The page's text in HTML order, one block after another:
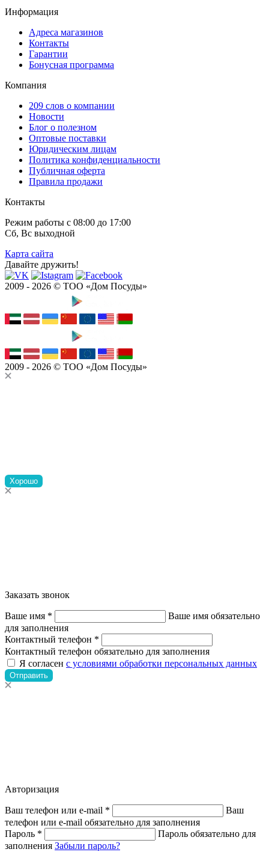
Информация
Адреса магазинов
Контакты
Гарантии
Бонусная программа
Компания
209 слов о компании
Новости
Блог о полезном
Оптовые поставки
Юридическим лицам
Политика конфиденциальности
Публичная оферта
Правила продажи
Контакты
Режим работы с 08:00 до 17:00
Сб, Вс выходной
Карта сайта
Давайте дружить!
2009 - 2026 © ТОО «Дом Посуды»
2009 - 2026 © ТОО «Дом Посуды»
Хорошо
Заказать звонок
Ваше имя *
Ваше имя обязательно
для заполнения
Контактный телефон *
Контактный телефон обязательно для заполнения
Я согласен с условиями обработки персональных данных
Отправить
Авторизация
Ваш телефон или e-mail *
Ваш
телефон или e-mail обязательно для заполнения
Пароль *
Пароль обязательно для
заполнения Забыли пароль?